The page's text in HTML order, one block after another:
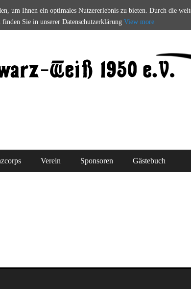
Weiß 1950 e.V.
Verein Sponsoren Gästebuch
um Ihnen ein optimales Nutzererlebnis zu bieten. Durch die
Sie in unserer Datenschutzerklärung View more